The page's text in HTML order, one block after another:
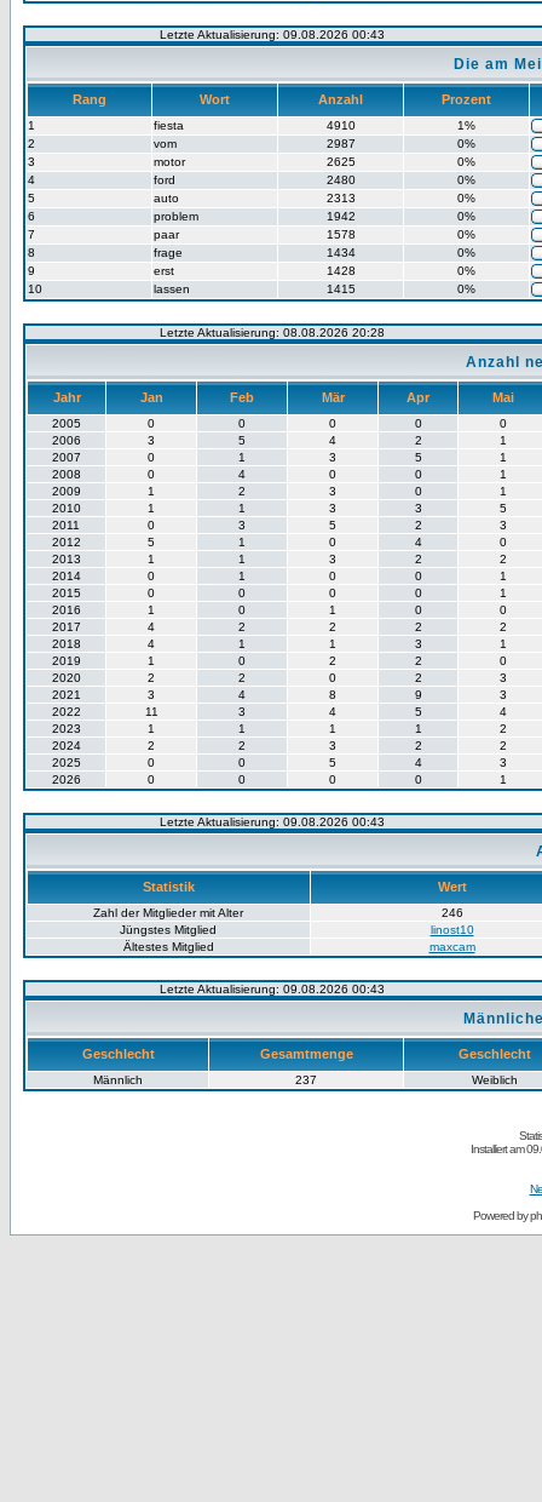
Letzte Aktualisierung: 09.08.2026 00:43
Die am
Rang Wort Anzahl Prozent
1 fiesta 4910
1%
2
vom 2987
0%
3
motor 2625
0%
4
ford 2480
0%
5
auto 2313
0%
6
problem 1942
0%
7
paar 1578
0%
8
frage 1434
0%
9
erst 1428
0%
10
lassen 1415 0%
Letzte Aktualisierung: 08.08.2026 20:28
Anzahl
Jahr Jan Feb Mär Apr Mai
2005 0 0 0 0
0
2006
3 5 4 2
1
2007
0 1 3 5
1
2008
0 4 0 0
1
2009
1 2 3 0
1
2010
1 1 3 3
5
2011
0 3 5 2
3
2012
5 1 0 4
0
2013
1 1 3 2
2
2014
0 1 0 0
1
2015
0 0 0 0
1
2016
1 0 1 0
0
2017
4 2 2 2
2
2018
4 1 1 3
1
2019
1 0 2 2
0
2020
2 2 0 2
3
2021
3 4 8 9
3
2022
11 3 4 5
4
2023
1 1 1 1
2
2024
2 2 3 2
2
2025
0 0 5 4
3
2026
0 0 0 0 1
Letzte Aktualisierung: 09.08.2026 00:43
Statistik Wert
Zahl der Mitglieder mit Alter
246
Jüngstes Mitglied
linost10
Ältestes Mitglied
maxcam
Letzte Aktualisierung: 09.08.2026 00:43
Geschlecht Gesamtmenge Geschlecht
Männlich 237 Weiblich
Installiert am
Powered by